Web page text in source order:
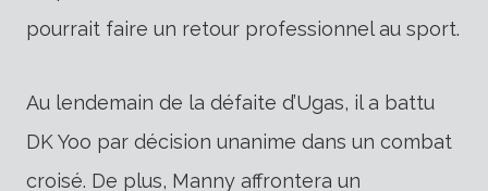
pourrait faire un retour professionnel au sport.
Au lendemain de la défaite d’Ugas, il a battu
DK Yoo par décision unanime dans un combat
croisé. De plus, Manny affrontera un